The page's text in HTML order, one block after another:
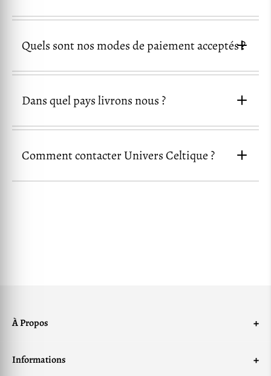
Quels sont nos modes de paiement acceptés ?
Visa Mastercard
Express
PayPal Google Pay
Dans quel pays livrons nous ?
nos produits accessibles partout
Comment contacter Univers Celtique ?
À Propos +
Informations +